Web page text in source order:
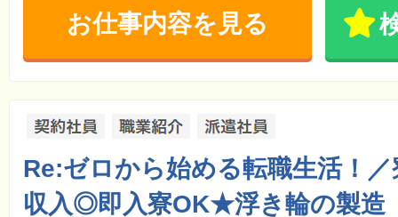
お仕事内容を見る
Re:ゼロから始める転職生活！
収入◎即入寮OK★浮き輪の製造